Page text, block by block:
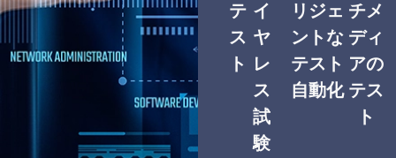
テ
ス
ト
イ
ヤ
レ
ス
試
験
リジェ
ントな
テスト
自動化
チメ
ディ
アの
テス
ト